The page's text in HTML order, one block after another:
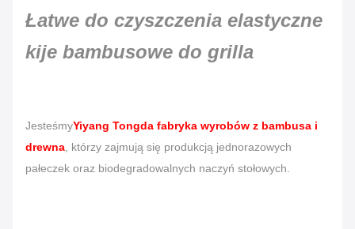
Łatwe do czyszczenia elastyczne
kije bambusowe do grilla
JesteśmyYiyang Tongda fabryka wyrobów z bambusa i
drewna , którzy zajmują się produkcją jednorazowych
pałeczek oraz biodegradowalnych naczyń stołowych.